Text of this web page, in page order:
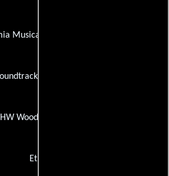
Musicale Italiana (AMIT)
Recording
HW Wood Australia
Etro